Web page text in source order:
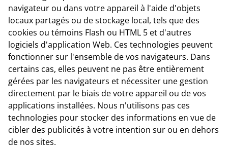
navigateur ou dans votre appareil à l'aide d'objets
locaux partagés ou de stockage local, tels que des
cookies ou témoins Flash ou HTML 5 et d'autres
logiciels d'application Web. Ces technologies peuvent
fonctionner sur l'ensemble de vos navigateurs. Dans
certains cas, elles peuvent ne pas être entièrement
gérées par les navigateurs et nécessiter une gestion
directement par le biais de votre appareil ou de vos
applications installées. Nous n'utilisons pas ces
technologies pour stocker des informations en vue de
cibler des publicités à votre intention sur ou en dehors
de nos sites.